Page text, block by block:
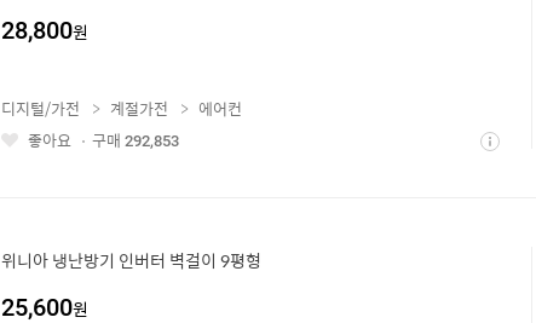
28,800원
좋 상
디지털/가전 계절가전
에어컨
좋아요
구매 292,853
위니아 냉난방기 인버터 벽걸이 9평형
25,600원